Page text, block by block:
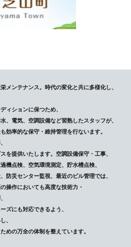
メンテナンス。時代の変化と共に多様化し、
ィションに保つため、
、電気、空調設備など習熟したスタッフが、
効率的な保守・維持管理を行ないます。
を提供いたします。空調設備保守・工事、
機点検、空気環境測定、貯水槽点検、
防災センター監視、最近のビル管理では、
操作においても高度な技術力・
ズにも対応できるよう、
、
めの万全の体制を整えています。